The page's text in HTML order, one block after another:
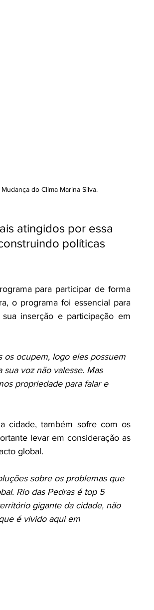
do Clima Marina Silva.
atingidos por essa
políticas
para participar de forma
o programa foi essencial para
inserção e participação em
os ocupem, logo eles possuem
voz não valesse. Mas
propriedade para falar e
cidade, também sofre com os
levar em consideração as
global.
sobre os problemas que
Rio das Pedras é top 5
gigante da cidade, não
é vivido aqui em